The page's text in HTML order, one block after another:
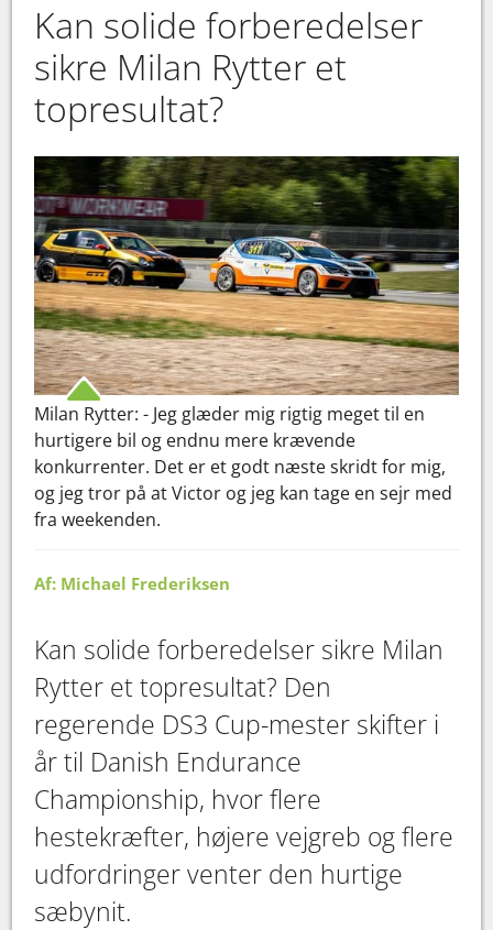
Kan solide forberedelser
sikre Milan Rytter et
topresultat?
Milan Rytter: - Jeg glæder mig rigtig meget til en
hurtigere bil og endnu mere krævende
konkurrenter. Det er et godt næste skridt for mig,
og jeg tror på at Victor og jeg kan tage en sejr med
fra weekenden.
Af: Michael Frederiksen
Kan solide forberedelser sikre Milan
Rytter et topresultat? Den
regerende DS3 Cup-mester skifter i
år til Danish Endurance
Championship, hvor flere
hestekræfter, højere vejgreb og flere
udfordringer venter den hurtige
sæbynit.